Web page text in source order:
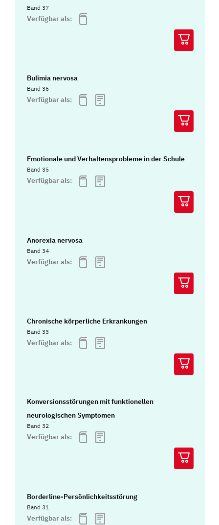
Band 37
Verfügbar als:
Bulimia nervosa
Band 36
Verfügbar als:
Emotionale und Verhaltensprobleme in der Schule
Band 35
Verfügbar als:
Anorexia nervosa
Band 34
Verfügbar als:
Chronische körperliche Erkrankungen
Band 33
Verfügbar als:
Konversionsstörungen mit funktionellen
neurologischen Symptomen
Band 32
Verfügbar als:
Borderline-Persönlichkeitsstörung
Band 31
Verfügbar als: